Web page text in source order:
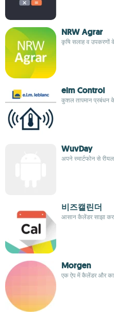
NRW Agrar
कृषि सलाह व उपकरणों
elm Control
कुशल तापमान प्रबंधन
WuvDay
अपने स्मार्टफोन से
비즈캘린더
आसान कैलेंडर साझा
Morgen
एक ऐप में कैलेंडर और